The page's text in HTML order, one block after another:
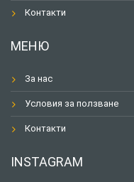
Контакти
МЕНЮ
За нас
Условия за ползване
Контакти
INSTAGRAM